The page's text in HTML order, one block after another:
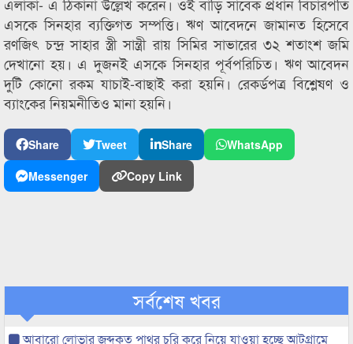
এসকে সিনহার ব্যক্তিগত সম্পত্তি। ঋণ আবেদনে জামানত হিসেবে
রণজিৎ চন্দ্র সাহার স্ত্রী সান্ত্রী রায় সিমির সাভারের ৩২ শতাংশ জমি
দেখানো হয়। এ দুজনই এসকে সিনহার পূর্বপরিচিত। ঋণ আবেদন
দুটি কোনো রকম যাচাই-বাছাই করা হয়নি। রেকর্ডপত্র বিশ্লেষণ ও
ব্যাংকের নিয়মনীতিও মানা হয়নি।
Share Tweet Share
WhatsApp
Messenger
Copy Link
সর্বশেষ খবর
আবারো লোভার জব্দকৃত পাথর চুরি করে নিয়ে যাওয়া হচ্ছে আটগ্রামে